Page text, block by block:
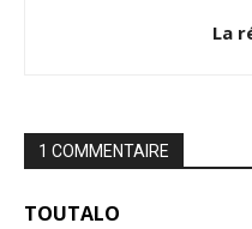
La
1 COMMENTAIRE
TOUTALO